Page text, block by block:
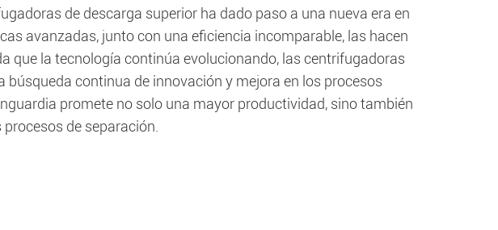
de descarga superior ha dado paso a una nueva era en
avanzadas, junto con una eficiencia incomparable, las hacen
que la tecnología continúa evolucionando, las centrifugadoras
continua de innovación y mejora en los procesos
promete no solo una mayor productividad, sino también
de separación.